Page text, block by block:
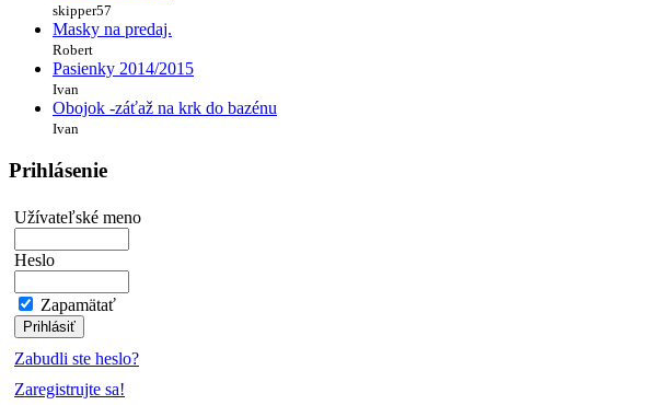
skipper57
Masky na predaj.
Robert
Pasienky 2014/2015
Ivan
Obojok -záťaž na krk do bazénu
Ivan
Prihlásenie
Užívateľské meno
Heslo
Zapamätať
Zabudli ste heslo?
Zaregistrujte sa!